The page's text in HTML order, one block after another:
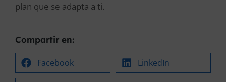
plan que se adapta a ti.
Compartir en:
Facebook LinkedIn